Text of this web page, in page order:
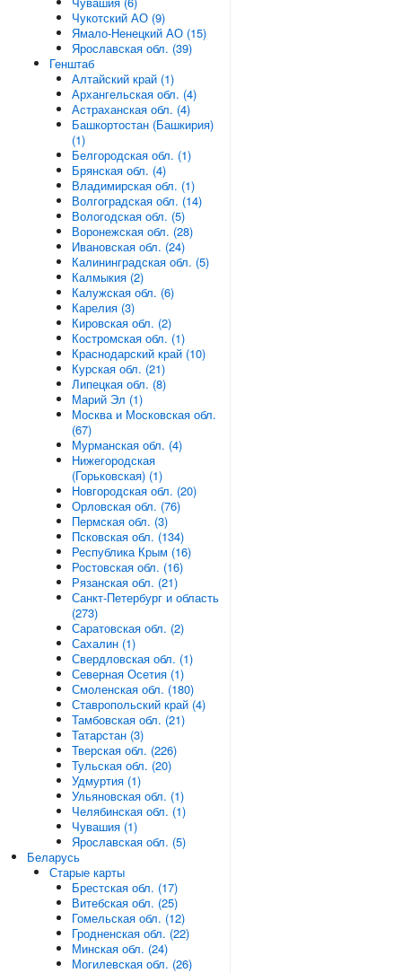
Чукотский АО (9)
Ямало-Ненецкий АО (15)
Ярославская обл. (39)
Генштаб
Алтайский край (1)
Архангельская обл. (4)
Астраханская обл. (4)
Башкортостан (Башкирия)
(1)
Белгородская обл. (1)
Брянская обл. (4)
Владимирская обл. (1)
Волгоградская обл. (14)
Вологодская обл. (5)
Воронежская обл. (28)
Ивановская обл. (24)
Калининградская обл. (5)
Калмыкия (2)
Калужская обл. (6)
Карелия (3)
Кировская обл. (2)
Костромская обл. (1)
Краснодарский край (10)
Курская обл. (21)
Липецкая обл. (8)
Марий Эл (1)
Москва и Московская обл.
(67)
Мурманская обл. (4)
Нижегородская
(Горьковская) (1)
Новгородская обл. (20)
Орловская обл. (76)
Пермская обл. (3)
Псковская обл. (134)
Республика Крым (16)
Ростовская обл. (16)
Рязанская обл. (21)
Санкт-Петербург и область
(273)
Саратовская обл. (2)
Сахалин (1)
Свердловская обл. (1)
Северная Осетия (1)
Смоленская обл. (180)
Ставропольский край (4)
Тамбовская обл. (21)
Татарстан (3)
Тверская обл. (226)
Тульская обл. (20)
Удмуртия (1)
Ульяновская обл. (1)
Челябинская обл. (1)
Чувашия (1)
Ярославская обл. (5)
Беларусь
Старые карты
Брестская обл. (17)
Витебская обл. (25)
Гомельская обл. (12)
Гродненская обл. (22)
Минская обл. (24)
Могилевская обл. (26)